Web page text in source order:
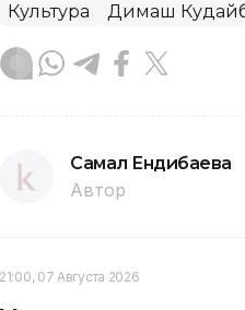
Культура Димаш
Самал Ендибаева
Автор
21:00, 07 Августа 2026